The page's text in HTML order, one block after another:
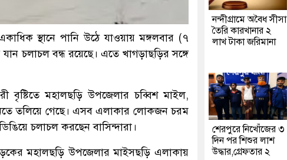
স্থানে পানি উঠে যাওয়ায় মঙ্গলবার (৭
চলাচল বন্ধ রয়েছে। এতে খাগড়াছড়ির সঙ্গে
মহালছড়ি উপজেলার চব্বিশ মাইল,
তলিয়ে গেছে। এসব এলাকার লোকজন চরম
চলাচল করছেন বাসিন্দারা।
মহালছড়ি উপজেলার মাইসছড়ি এলাকায়
নন্দীগ্রামে অবৈধ সীসা
তৈরি কারখানার ২
লাখ টাকা জরিমানা
শেরপুরে নিখোঁজের ৩
দিন পর শিশুর লাশ
উদ্ধার,গ্রেফতার ২